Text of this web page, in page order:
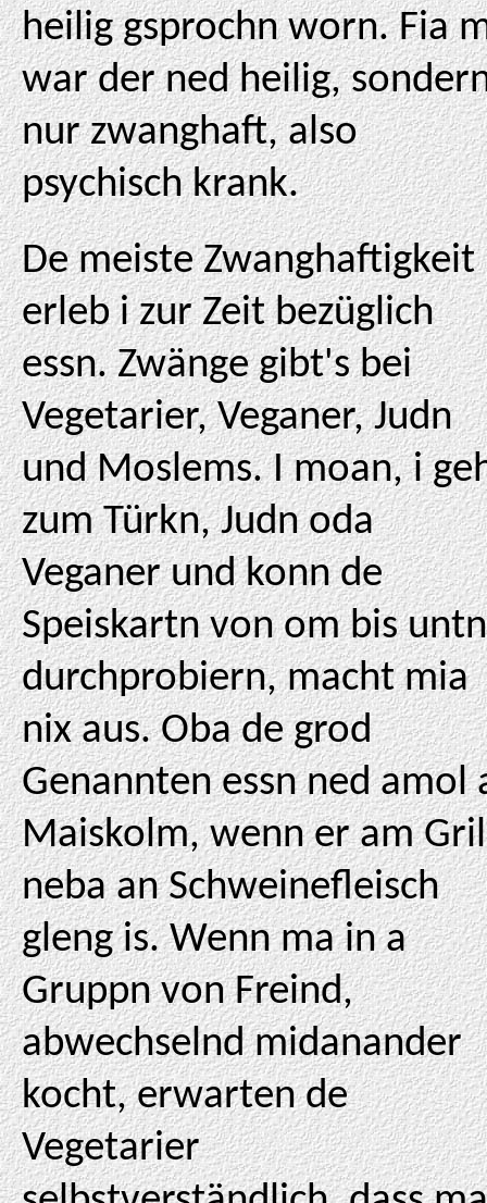
heilig gsprochn worn. Fia
war der ned heilig,
nur zwanghaft, also
psychisch krank.
De meiste Zwanghaftigkeit
erleb i zur Zeit bezüglich
essn. Zwänge gibt's bei
Vegetarier, Veganer, Judn
und Moslems. I moan, i
zum Türkn, Judn oda
Veganer und konn de
Speiskartn von om bis untn
durchprobiern, macht mia
nix aus. Oba de grod
Genannten essn ned amol
Maiskolm, wenn er am
neba an Schweinefleisch
gleng is. Wenn ma in a
Gruppn von Freind,
abwechselnd midanander
kocht, erwarten de
Vegetarier